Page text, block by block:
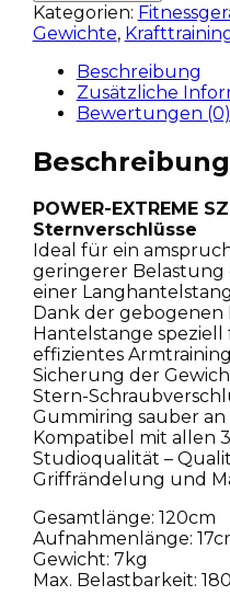
Kategorien:
Gewichte,
Beschreibung
Zusätzliche
Bewertungen (0)
Beschreibung
POWER-EXTREME
Sternverschlüsse
Ideal für ein
geringerer Belastung
einer
Dank der gebogenen
Hantelstange
effizientes
Sicherung der
Stern-
Gummiring sauber
Kompatibel mit allen
Studioqualität –
Griffrändelung und
Gesamtlänge: 120cm
Aufnahmenlänge:
Gewicht: 7kg
Max. Belastbarkeit: